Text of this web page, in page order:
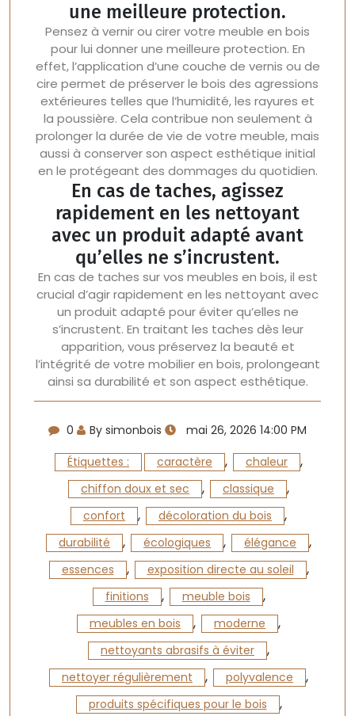
une meilleure protection.
Pensez à vernir ou cirer votre meuble en bois
pour lui donner une meilleure protection. En
effet, l’application d’une couche de vernis ou de
cire permet de préserver le bois des agressions
extérieures telles que l’humidité, les rayures et
la poussière. Cela contribue non seulement à
prolonger la durée de vie de votre meuble, mais
aussi à conserver son aspect esthétique initial
en le protégeant des dommages du quotidien.
En cas de taches, agissez
rapidement en les nettoyant
avec un produit adapté avant
qu’elles ne s’incrustent.
En cas de taches sur vos meubles en bois, il est
crucial d’agir rapidement en les nettoyant avec
un produit adapté pour éviter qu’elles ne
s’incrustent. En traitant les taches dès leur
apparition, vous préservez la beauté et
l’intégrité de votre mobilier en bois, prolongeant
ainsi sa durabilité et son aspect esthétique.
0 By simonbois
mai 26, 2026 14:00 PM
Étiquettes :
caractère , chaleur ,
chiffon doux et sec , classique ,
confort , décoloration du bois ,
durabilité , écologiques , élégance ,
essences , exposition directe au soleil ,
finitions , meuble bois ,
meubles en bois , moderne ,
nettoyants abrasifs à éviter ,
nettoyer régulièrement , polyvalence ,
produits spécifiques pour le bois ,